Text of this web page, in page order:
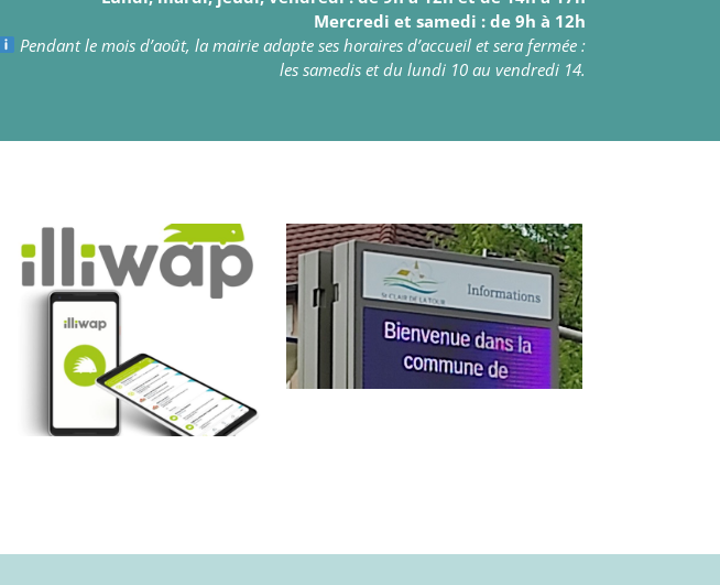
Mercredi et samedi : de 9h à 12h
Pendant le mois d’août, la mairie adapte ses horaires d’accueil et sera fermée :
les samedis et du lundi 10 au vendredi 14.